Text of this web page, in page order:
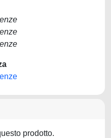
prodotto.